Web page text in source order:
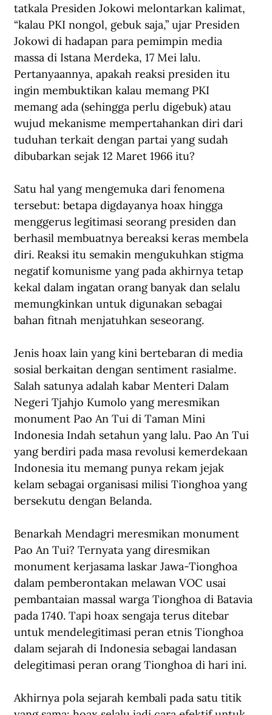
tatkala Presiden Jokowi melontarkan kalimat,
“kalau PKI nongol, gebuk saja,” ujar Presiden
Jokowi di hadapan para pemimpin media
massa di Istana Merdeka, 17 Mei lalu.
Pertanyaannya, apakah reaksi presiden itu
ingin membuktikan kalau memang PKI
memang ada (sehingga perlu digebuk) atau
wujud mekanisme mempertahankan diri dari
tuduhan terkait dengan partai yang sudah
dibubarkan sejak 12 Maret 1966 itu?
Satu hal yang mengemuka dari fenomena
tersebut: betapa digdayanya hoax hingga
menggerus legitimasi seorang presiden dan
berhasil membuatnya bereaksi keras membela
diri. Reaksi itu semakin mengukuhkan stigma
negatif komunisme yang pada akhirnya tetap
kekal dalam ingatan orang banyak dan selalu
memungkinkan untuk digunakan sebagai
bahan fitnah menjatuhkan seseorang.
Jenis hoax lain yang kini bertebaran di media
sosial berkaitan dengan sentiment rasialme.
Salah satunya adalah kabar Menteri Dalam
Negeri Tjahjo Kumolo yang meresmikan
monument Pao An Tui di Taman Mini
Indonesia Indah setahun yang lalu. Pao An Tui
yang berdiri pada masa revolusi kemerdekaan
Indonesia itu memang punya rekam jejak
kelam sebagai organisasi milisi Tionghoa yang
bersekutu dengan Belanda.
Benarkah Mendagri meresmikan monument
Pao An Tui? Ternyata yang diresmikan
monument kerjasama laskar Jawa-Tionghoa
dalam pemberontakan melawan VOC usai
pembantaian massal warga Tionghoa di Batavia
pada 1740. Tapi hoax sengaja terus ditebar
untuk mendelegitimasi peran etnis Tionghoa
dalam sejarah di Indonesia sebagai landasan
delegitimasi peran orang Tionghoa di hari ini.
Akhirnya pola sejarah kembali pada satu titik